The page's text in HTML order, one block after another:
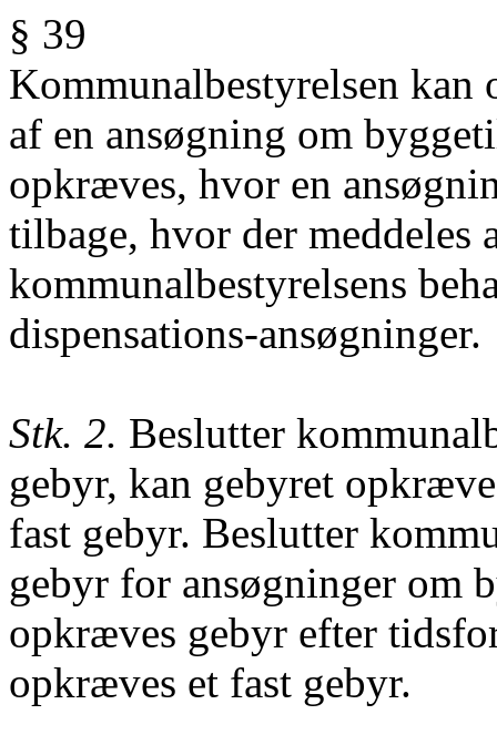
§ 39
Kommunalbestyrelsen
af en ansøgning om
opkræves, hvor en
tilbage, hvor der meddeles
kommunalbestyrelsens
dispensations-ansøgninger.
Stk. 2. Beslutter
gebyr, kan gebyret
fast gebyr. Beslutter
gebyr for ansøgninger om
opkræves gebyr efter
opkræves et fast gebyr.